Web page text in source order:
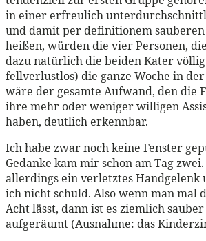
in einer erfreulich
und damit per definitionem sauberen
heißen, würden die vier Personen,
dazu natürlich die beiden Kater
fellverlustlos) die ganze Woche in
wäre der gesamte Aufwand, den die
ihre mehr oder weniger willigen
haben, deutlich erkennbar.
Ich habe zwar noch keine Fenster
Gedanke kam mir schon am Tag
allerdings ein verletztes
ich nicht schuld. Also wenn man mal
Acht lässt, dann ist es ziemlich
aufgeräumt (Ausnahme: das